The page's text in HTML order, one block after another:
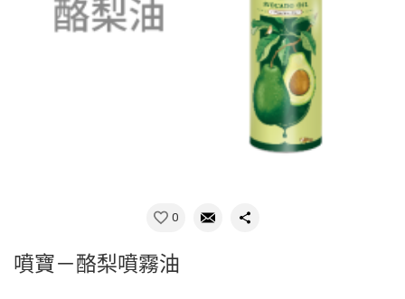
0
噴寶－酪梨噴霧油